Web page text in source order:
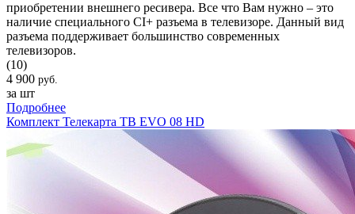
приобретении внешнего ресивера. Все что Вам нужно – это
наличие специального CI+ разъема в телевизоре. Данный вид
разъема поддерживает большинство современных
телевизоров.
(10)
4 900 руб.
за шт
Подробнее
Комплект Телекарта ТВ EVO 08 HD